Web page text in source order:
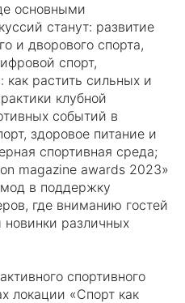
основными
станут: развитие
и дворового спорта,
спорт,
как растить сильных и
клубной
событий в
здоровое питание и
спортивная среда;
magazine awards 2023»
в поддержку
где вниманию гостей
новинки различных
спортивного
локации «Спорт как